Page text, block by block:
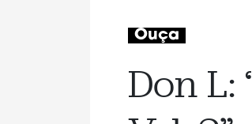
Ouça
Don L: